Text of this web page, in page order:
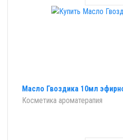
Масло Гвоздика 10мл
Косметика ароматерапия